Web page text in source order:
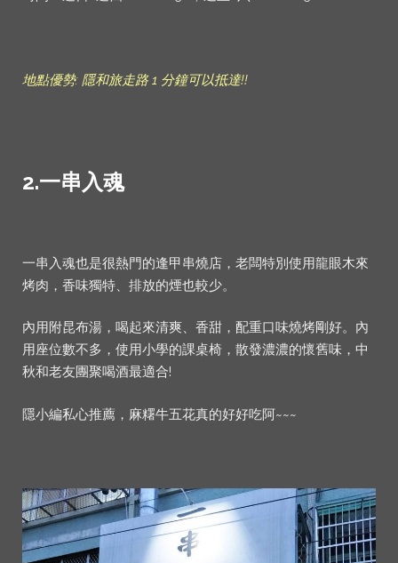
地點優勢: 隱和旅走路 1 分鐘可以抵達!!
2.一串入魂
一串入魂也是很熱門的逢甲串燒店，老闆特別使用龍眼木來
烤肉，香味獨特、排放的煙也較少。
內用附昆布湯，喝起來清爽、香甜，配重口味燒烤剛好。內
用座位數不多，使用小學的課桌椅，散發濃濃的懷舊味，中
秋和老友團聚喝酒最適合!
隱小編私心推薦，麻糬牛五花真的好好吃阿~~~